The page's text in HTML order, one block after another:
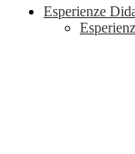
Esperienze